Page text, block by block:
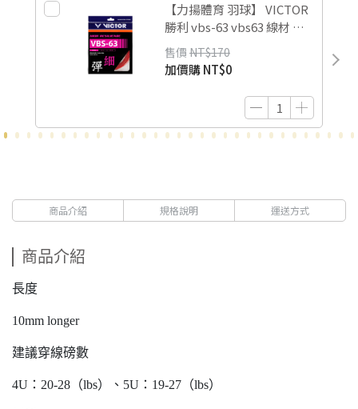
【力揚體育 羽球】 VICTOR
勝利 vbs-63 vbs63 線材 羽
球線 超細線 0.63mm
售價 NT$170
加價購NT$0
商品介紹 規格說明 運送方式
商品介紹
長度
10mm longer
建議穿線磅數
4U：20-28（lbs）、5U：19-27（lbs）